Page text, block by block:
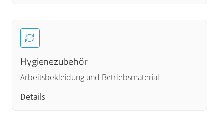
Hygienezubehör
Arbeitsbekleidung und Betriebsmaterial
Details